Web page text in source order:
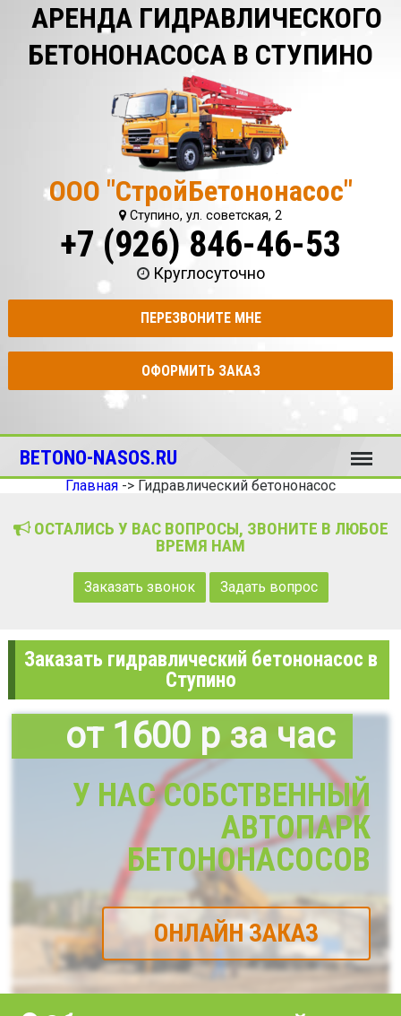
АРЕНДА ГИДРАВЛИЧЕСКОГО
БЕТОНОНАСОСА В СТУПИНО
ООО "СтройБетононасос"
Ступино, ул. советская, 2
+7 (926) 846-46-53
Круглосуточно
ПЕРЕЗВОНИТЕ МНЕ
ОФОРМИТЬ ЗАКАЗ
BETONO-NASOS.RU Меню
Главная -> Гидравлический бетононасос
ОСТАЛИСЬ У ВАС ВОПРОСЫ, ЗВОНИТЕ В ЛЮБОЕ
ВРЕМЯ НАМ
Заказать звонок Задать вопрос
Заказать гидравлический бетононасос в
Ступино
от 1600 р за час
У НАС СОБСТВЕННЫЙ
АВТОПАРК
БЕТОНОНАСОСОВ
ОНЛАЙН ЗАКАЗ